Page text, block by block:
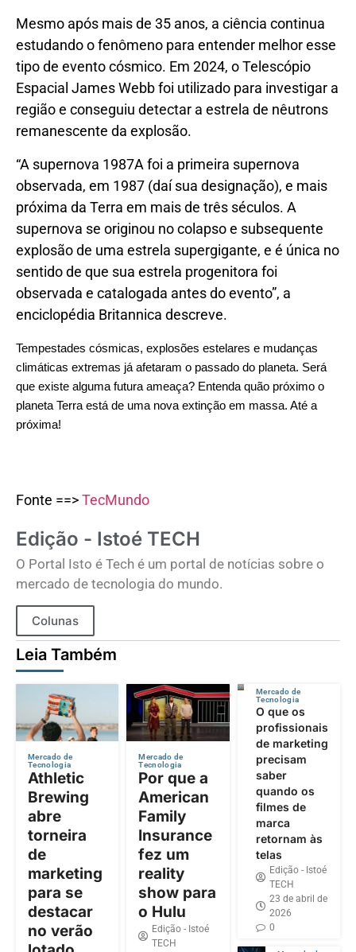
Mesmo após mais de 35 anos, a ciência continua
estudando o fenômeno para entender melhor esse
tipo de evento cósmico. Em 2024, o Telescópio
Espacial James Webb foi utilizado para investigar a
região e conseguiu detectar a estrela de nêutrons
remanescente da explosão.
“A supernova 1987A foi a primeira supernova
observada, em 1987 (daí sua designação), e mais
próxima da Terra em mais de três séculos. A
supernova se originou no colapso e subsequente
explosão de uma estrela supergigante, e é única no
sentido de que sua estrela progenitora foi
observada e catalogada antes do evento”, a
enciclopédia Britannica descreve.
Tempestades cósmicas, explosões estelares e mudanças
climáticas extremas já afetaram o passado do planeta. Será
que existe alguma futura ameaça? Entenda quão próximo o
planeta Terra está de uma nova extinção em massa. Até a
próxima!
Fonte ==>TecMundo
Edição - Istoé TECH
O Portal Isto é Tech é um portal de notícias sobre o
mercado de tecnologia do mundo.
Colunas
Leia Também
Mercado de
Tecnologia
Athletic
Brewing
abre
torneira
de
marketing
para se
destacar
no verão
Mercado de
Tecnologia
Por que a
American
Family
Insurance
fez um
reality
show para
o Hulu
Edição - Istoé
TECH
Mercado de
Tecnologia
O que os
profissionais
de marketing
precisam
saber
quando os
filmes de
marca
retornam às
telas
Edição - Istoé
TECH
23 de abril de
2026
0